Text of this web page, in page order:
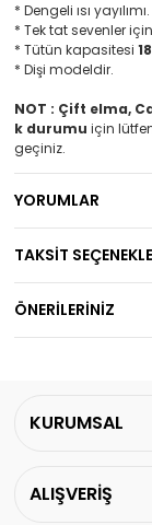
* Dengeli ısı yayılımı.
* Tek tat sevenler
* Tütün kapasitesi
* Dişi modeldir.
NOT : Çift elma,
k durumu için
geçiniz.
YORUMLAR
TAKSİT
ÖNERİLERİNİZ
KURUMSAL
ALIŞVERİŞ